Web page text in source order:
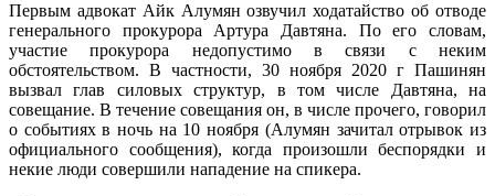
Первым адвокат Айк Алумян озвучил ходатайство об отводе
генерального прокурора Артура Давтяна. По его словам,
участие прокурора недопустимо в связи с неким
обстоятельством. В частности, 30 ноября 2020 г Пашинян
вызвал глав силовых структур, в том числе Давтяна, на
совещание. В течение совещания он, в числе прочего, говорил
о событиях в ночь на 10 ноября (Алумян зачитал отрывок из
официального сообщения), когда произошли беспорядки и
некие люди совершили нападение на спикера.